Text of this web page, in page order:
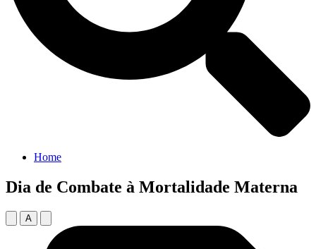
Home
Dia de Combate à Mortalidade Materna
A